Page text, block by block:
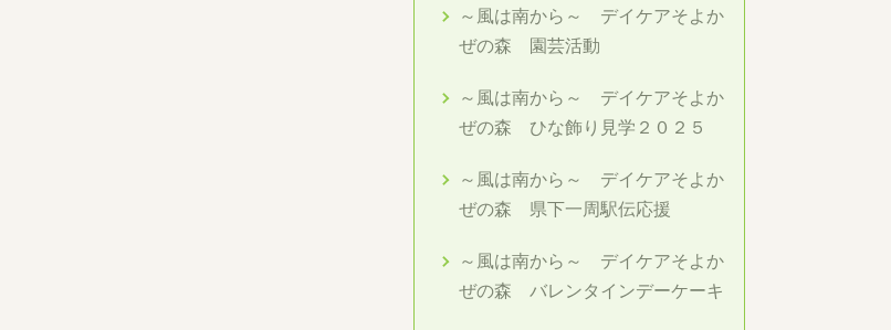
～風は南から～ デイケアそよか
ぜの森 園芸活動
～風は南から～ デイケアそよか
ぜの森 ひな飾り見学２０２５
～風は南から～ デイケアそよか
ぜの森 県下一周駅伝応援
～風は南から～ デイケアそよか
ぜの森 バレンタインデーケーキ